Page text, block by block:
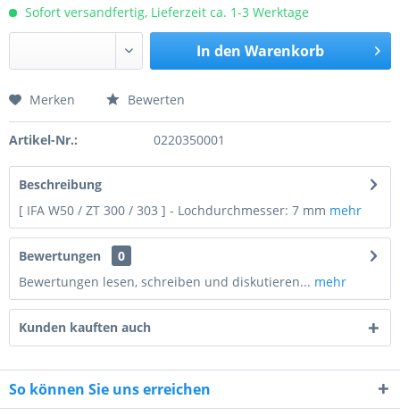
Sofort versandfertig, Lieferzeit ca. 1-3 Werktage
In den Warenkorb
Preis anfragen
Merken Bewerten
Artikel-Nr.: 0220350001
Beschreibung
[ IFA W50 / ZT 300 / 303 ] - Lochdurchmesser: 7 mm mehr
Bewertungen
0
Bewertungen lesen, schreiben und diskutieren... mehr
Kunden kauften auch
So können Sie uns erreichen